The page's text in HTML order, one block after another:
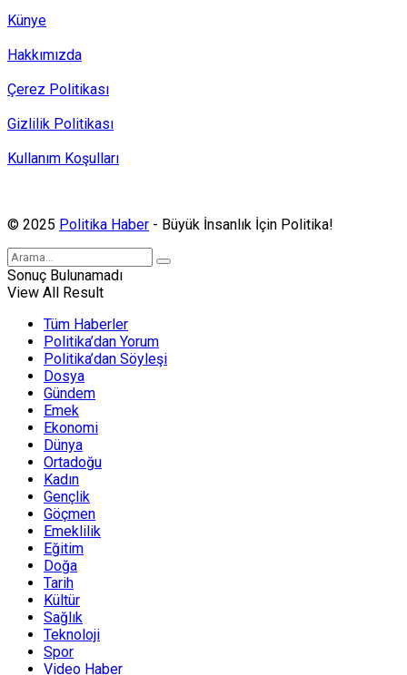
Künye
Hakkımızda
Çerez Politikası
Gizlilik Politikası
Kullanım Koşulları
© 2025 Politika Haber - Büyük İnsanlık İçin Politika!
Sonuç Bulunamadı
View All Result
Tüm Haberler
Politika’dan Yorum
Politika’dan Söyleşi
Dosya
Gündem
Emek
Ekonomi
Dünya
Ortadoğu
Kadın
Gençlik
Göçmen
Emeklilik
Eğitim
Doğa
Tarih
Kültür
Sağlık
Teknoloji
Spor
Video Haber